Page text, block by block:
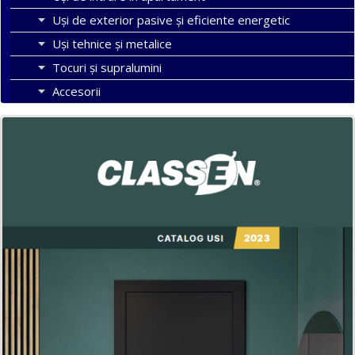
Uşi de exterior pasive şi eficiente energetic
Uși tehnice și metalice
Tocuri şi supralumini
Accesorii